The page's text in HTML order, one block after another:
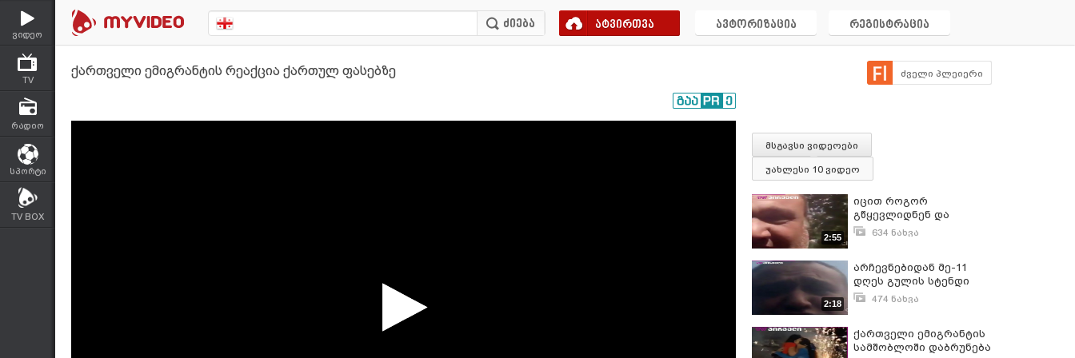
ვიდეო
TV
რადიო
სპორტი
TV BOX
ატვირთვა ავტორიზაცია რეგისტრაცია
ქართველი ემიგრანტის რეაქცია ქართულ ფასებზე ძველი პლეიერი
მსგავსი ვიდეოები
უახლესი 10 ვიდეო
2:55
იცით როგორ
გწყევლიდნენ და
გაგინებდნენ?"-
ქართულ ოცნებას
634 ნახვა
2:18
არჩევნებიდან მე-11
დღეს გულის სტენდი
გამიკეთეს...ჩემი ოჯახი
ემოციური მიმართვა
ქართულ ოცნებას
474 ნახვა
ქართველი ემიგრანტის
სამშობლოში დაბრუნება